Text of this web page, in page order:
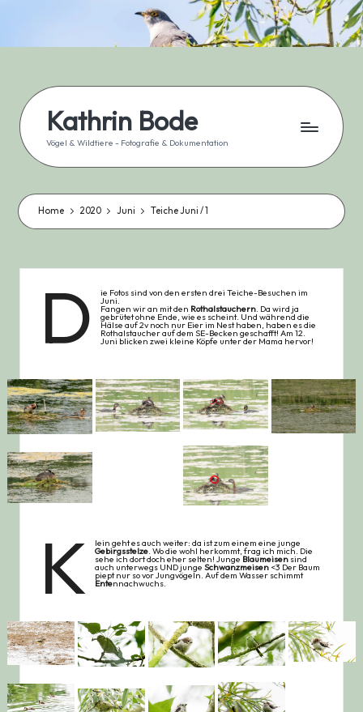
content
Kathrin Bode
Vögel & Wildtiere - Fotografie & Dokumentation
Home 2020 Juni Teiche Juni / 1
D ie Fotos sind von den ersten drei Teiche-Besuchen im
Juni.
Fangen wir an mit den Rothalstauchern. Da wird ja
gebrütet ohne Ende, wie es scheint. Und während die
Hälse auf 2v noch nur Eier im Nest haben, haben es die
Rothalstaucher auf dem SE-Becken geschafft! Am 12.
Juni blicken zwei kleine Köpfe unter der Mama hervor!
K lein geht es auch weiter: da ist zum einem eine junge
Gebirgsstelze. Wo die wohl herkommt, frag ich mich. Die
sehe ich dort doch eher selten! JungeBlaumeisensind
auch unterwegs UND junge Schwanzmeisen<3 Der Baum
piept nur so vor Jungvögeln. Auf dem Wasser schimmt
Entennachwuchs.